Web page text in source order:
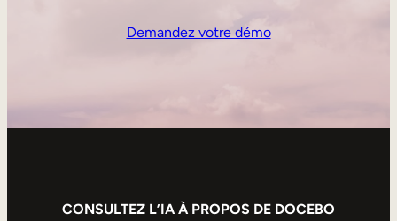
Demandez votre démo
CONSULTEZ L’IA À PROPOS DE DOCEBO